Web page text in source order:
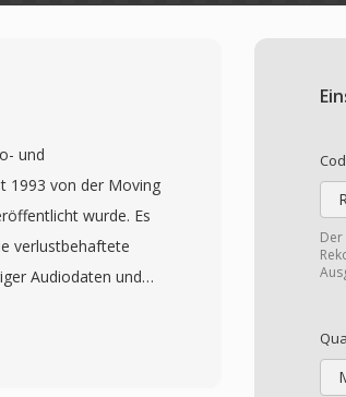
und
1993 von der Moving
wurde. Es
verlustbehaftete
Audiodaten und
alle